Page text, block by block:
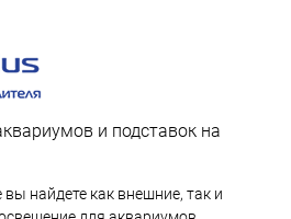
и подставок на
найдете как внешние, так и